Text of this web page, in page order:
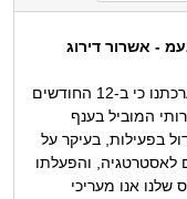
- אשרור דירוג
תחזית הדירוג היציבה משקפת את הערכתנו כי ב-12 החודשים
המוביל בענף
בפעילות, בעיקר על
לאסטרטגיה, והפעלתו
אנו מעריכי